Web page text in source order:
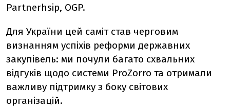
Partnerhsip, OGP.
Для України цей саміт став черговим
визнанням успіхів реформи державних
закупівель: ми почули багато схвальних
відгуків щодо системи ProZorro та отримали
важливу підтримку з боку світових
організацій.